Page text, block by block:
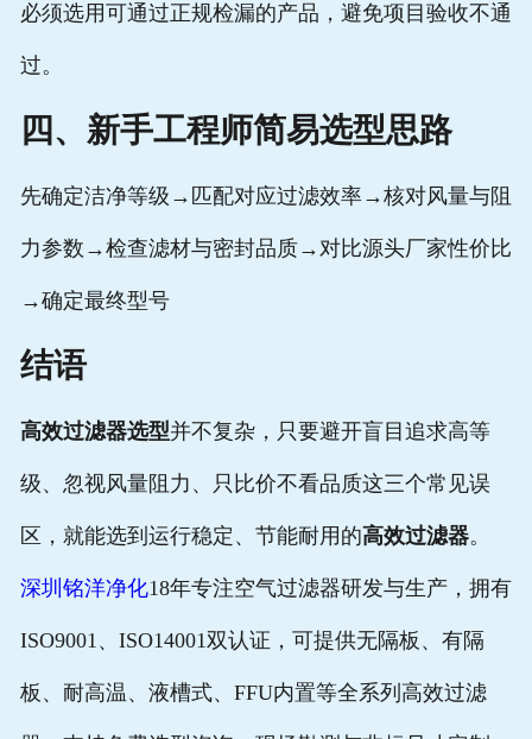
必须选用可通过正规检漏的产品，避免项目验收不通
过。
四、新手工程师简易选型思路
先确定洁净等级→匹配对应过滤效率→核对风量与阻
力参数→检查滤材与密封品质→对比源头厂家性价比
→确定最终型号
结语
高效过滤器选型并不复杂，只要避开盲目追求高等
级、忽视风量阻力、只比价不看品质这三个常见误
区，就能选到运行稳定、节能耐用的高效过滤器。
深圳铭洋净化18年专注空气过滤器研发与生产，拥有
ISO9001、ISO14001双认证，可提供无隔板、有隔
板、耐高温、液槽式、FFU内置等全系列高效过滤